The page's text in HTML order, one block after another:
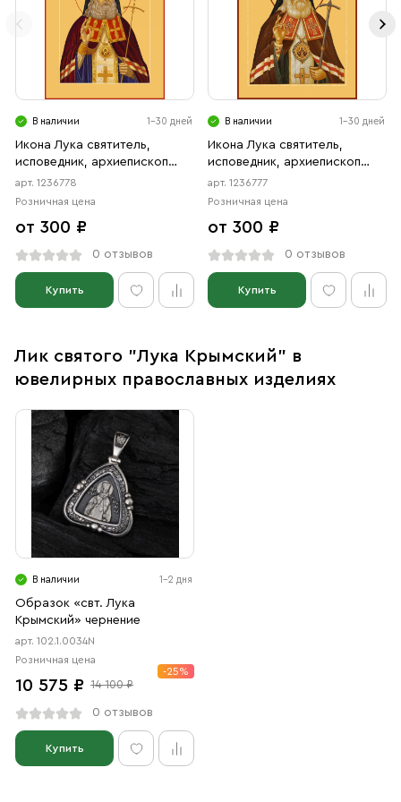
В наличии 1-30 дней
Икона Лука святитель,
исповедник, архиепископ
Крымский (АРТ.06778)
арт. 1236778
Розничная цена
от 300 ₽
0 отзывов
Купить
В наличии 1-30 дней
Икона Лука святитель,
исповедник, архиепископ
Крымский (АРТ.06777)
арт. 1236777
Розничная цена
от 300 ₽
0 отзывов
Купить
Лик святого "Лука Крымский" в
ювелирных православных изделиях
В наличии 1-2 дня
Образок «свт. Лука
Крымский» чернение
арт. 102.1.0034N
Розничная цена
10 575 ₽ 14 100 ₽
-25%
0 отзывов
Купить